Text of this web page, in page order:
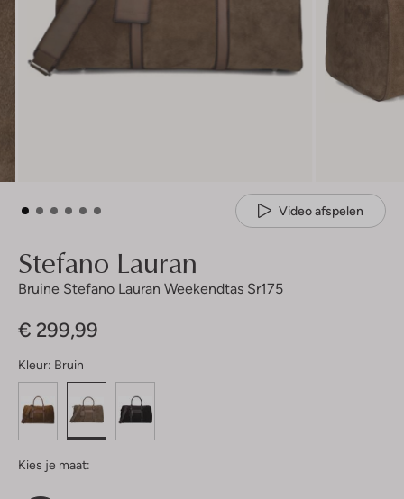
Video afspelen
Stefano Lauran
Bruine Stefano Lauran Weekendtas Sr175
€ 299,99
Kleur: Bruin
Kies je maat: